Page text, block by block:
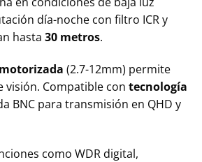
día-noche con filtro ICR y
hasta 30 metros.
(2.7-12mm) permite
visión. Compatible con tecnología
BNC para transmisión en QHD y
como WDR digital,